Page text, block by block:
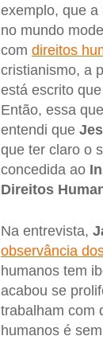
exemplo, que a
no mundo
com direitos
cristianismo, a
está escrito
Então, essa
entendi que
que ter claro o
concedida ao
Direitos
Na entrevista,
observância
humanos tem
acabou se
trabalham com
humanos é